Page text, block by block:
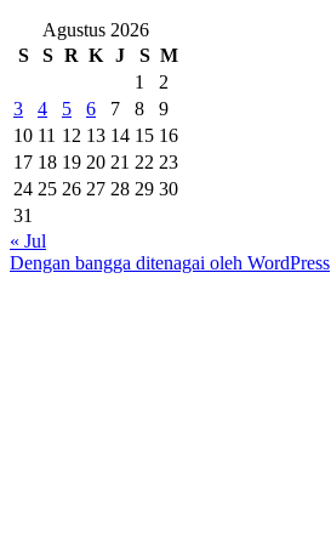
Agustus 2026
S
S R K J S M
1
2
3
4 5 6 7 8
9
10 11 12 13 14 15 16
17 18 19 20 21 22 23
24 25 26 27 28 29 30
31
« Jul
Dengan bangga ditenagai oleh WordPress